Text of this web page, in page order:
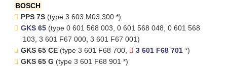
BOSCH
PPS 7S(type 3 603 M03 300 *)
GKS 65(type 0 601 568 003, 0 601 568 048, 0 601 568
103, 3 601 F67 000, 3 601 F67 001)
GKS 65 CE(type 3 601 F68 700, 3 601 F68 701*)
GKS 65 G (type 3 601 F68 901 *)